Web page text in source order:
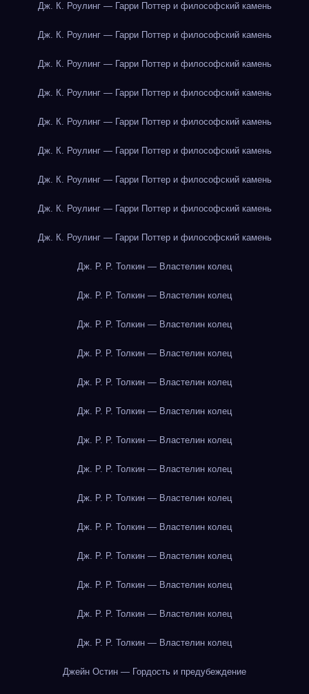
Дж. К. Роулинг — Гарри Поттер и философский камень
Дж. К. Роулинг — Гарри Поттер и философский камень
Дж. К. Роулинг — Гарри Поттер и философский камень
Дж. К. Роулинг — Гарри Поттер и философский камень
Дж. К. Роулинг — Гарри Поттер и философский камень
Дж. К. Роулинг — Гарри Поттер и философский камень
Дж. К. Роулинг — Гарри Поттер и философский камень
Дж. К. Роулинг — Гарри Поттер и философский камень
Дж. К. Роулинг — Гарри Поттер и философский камень
Дж. Р. Р. Толкин — Властелин колец
Дж. Р. Р. Толкин — Властелин колец
Дж. Р. Р. Толкин — Властелин колец
Дж. Р. Р. Толкин — Властелин колец
Дж. Р. Р. Толкин — Властелин колец
Дж. Р. Р. Толкин — Властелин колец
Дж. Р. Р. Толкин — Властелин колец
Дж. Р. Р. Толкин — Властелин колец
Дж. Р. Р. Толкин — Властелин колец
Дж. Р. Р. Толкин — Властелин колец
Дж. Р. Р. Толкин — Властелин колец
Дж. Р. Р. Толкин — Властелин колец
Дж. Р. Р. Толкин — Властелин колец
Дж. Р. Р. Толкин — Властелин колец
Джейн Остин — Гордость и предубеждение